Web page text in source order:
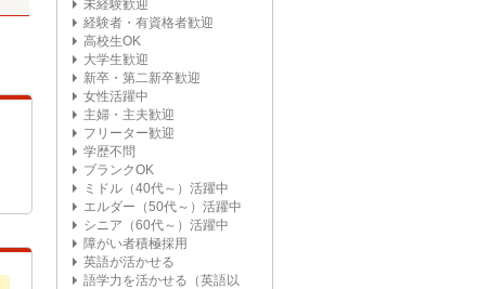
未経験歓迎
経験者・有資格者歓迎
高校生OK
大学生歓迎
新卒・第二新卒歓迎
女性活躍中
主婦・主夫歓迎
フリーター歓迎
学歴不問
ブランクOK
ミドル（40代～）活躍中
エルダー（50代～）活躍中
シニア（60代～）活躍中
障がい者積極採用
英語が活かせる
語学力を活かせる（英語以